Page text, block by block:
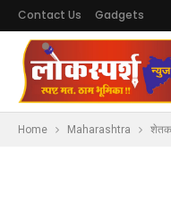
Contact Us Gadgets
Home Maharashtra